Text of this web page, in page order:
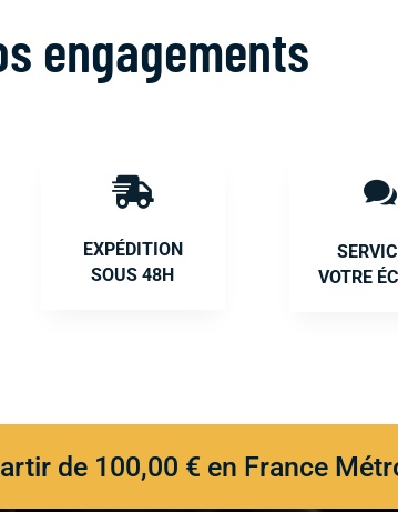
engagements

EXPÉDITION
SOUS 48H

VOTRE
de 100,00 € en France